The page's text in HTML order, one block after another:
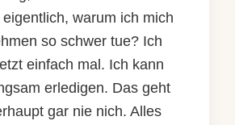
warum ich mich
so schwer tue? Ich
einfach mal. Ich kann
erledigen. Das geht
gar nie nich. Alles